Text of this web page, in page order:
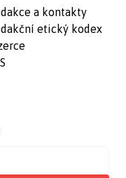
a kontakty
etický kodex